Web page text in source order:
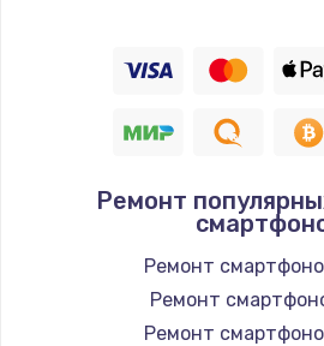
от 995 руб.
Замена системы
от 1500 руб.
Заказать
Ремонт
Ремонт
Ремонт
Ремонт